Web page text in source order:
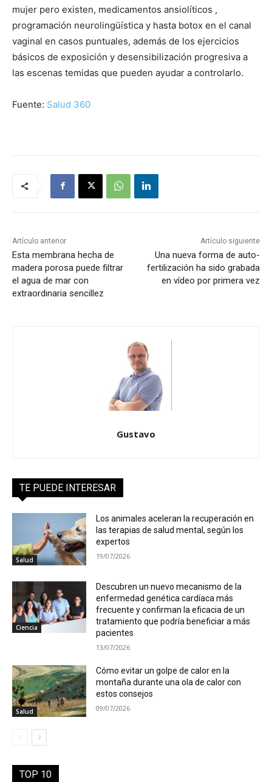
mujer pero existen, medicamentos ansiolíticos ,
programación neurolingüística y hasta botox en el canal
vaginal en casos puntuales, además de los ejercicios
básicos de exposición y desensibilización progresiva a
las escenas temidas que pueden ayudar a controlarlo.
Fuente: Salud 360
Artículo anterior
Esta membrana hecha de
madera porosa puede filtrar
el agua de mar con
extraordinaria sencillez
Artículo siguiente
Una nueva forma de auto-
fertilización ha sido grabada
en vídeo por primera vez
Gustavo
TE PUEDE INTERESAR
Salud
Los animales aceleran la recuperación en
las terapias de salud mental, según los
expertos
19/07/2026
Ciencia
Descubren un nuevo mecanismo de la
enfermedad genética cardíaca más
frecuente y confirman la eficacia de un
tratamiento que podría beneficiar a más
pacientes
13/07/2026
Salud
Cómo evitar un golpe de calor en la
montaña durante una ola de calor con
estos consejos
09/07/2026
TOP 10